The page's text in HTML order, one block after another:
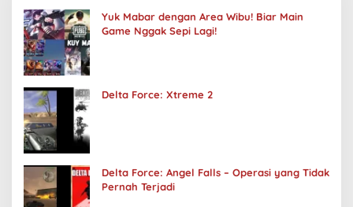
Yuk Mabar dengan Area Wibu! Biar Main
Game Nggak Sepi Lagi!
Delta Force: Xtreme 2
Delta Force: Angel Falls – Operasi yang Tidak
Pernah Terjadi